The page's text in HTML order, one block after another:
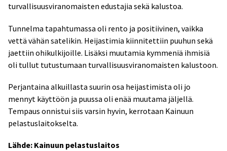
turvallisuusviranomaisten edustajia sekä kalustoa.
Tunnelma tapahtumassa oli rento ja positiivinen, vaikka
vettä vähän satelikin. Heijastimia kiinnitettiin puuhun sekä
jaettiin ohikulkijoille. Lisäksi muutamia kymmeniä ihmisiä
oli tullut tutustumaan turvallisuusviranomaisten kalustoon.
Perjantaina alkuillasta suurin osa heijastimista oli jo
mennyt käyttöön ja puussa oli enää muutama jäljellä.
Tempaus onnistui siis varsin hyvin, kerrotaan Kainuun
pelastuslaitokselta.
Lähde: Kainuun pelastuslaitos